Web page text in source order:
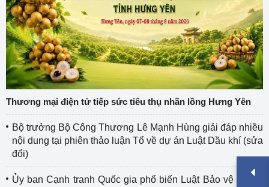
Thương mại điện tử tiếp sức tiêu thụ nhãn lồng Hưng Yên
Bộ trưởng Bộ Công Thương Lê Mạnh Hùng giải đáp nhiều
nội dung tại phiên thảo luận Tổ về dự án Luật Dầu khí (sửa
đổi)
Ủy ban Cạnh tranh Quốc gia phổ biến Luật Bảo vệ quyền